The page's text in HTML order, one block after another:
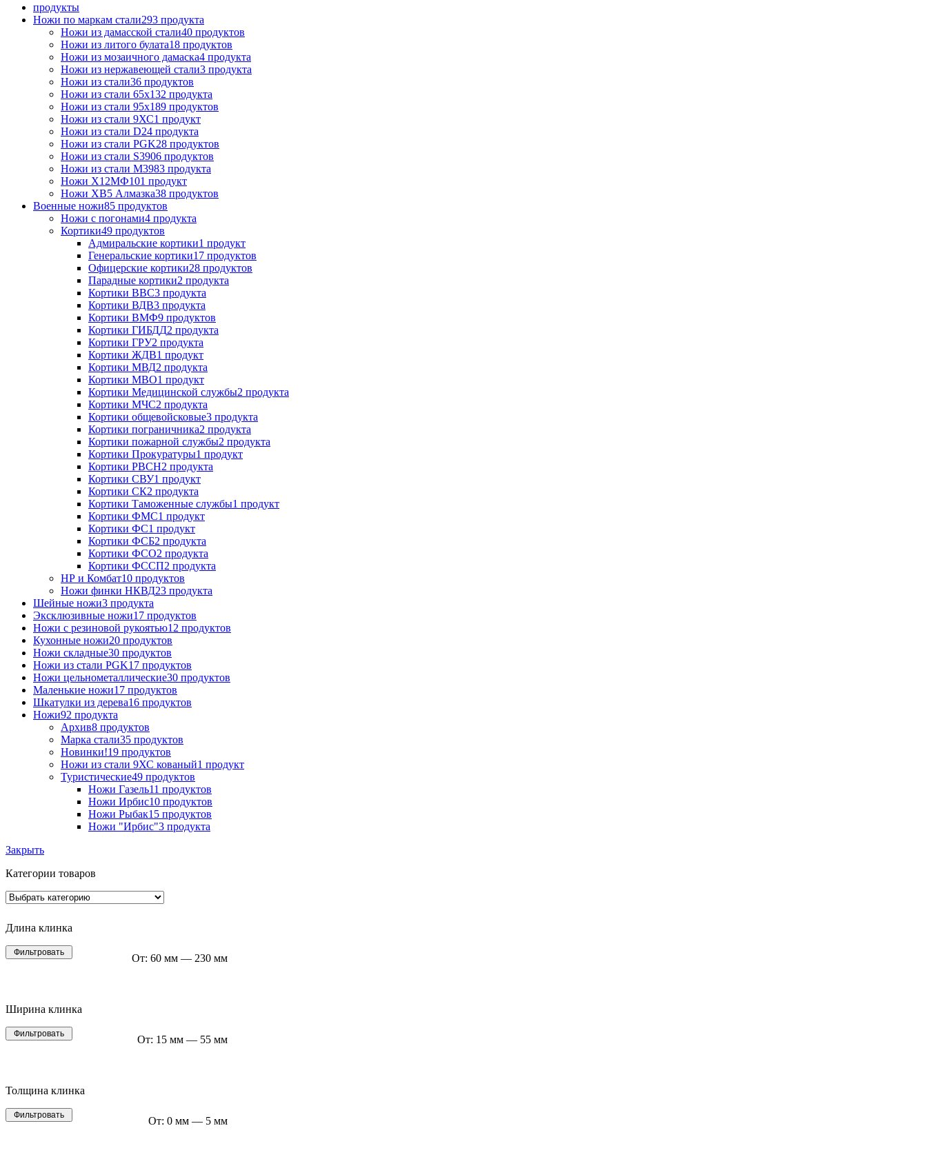
продукты
Ножи по маркам стали293 продукта
Ножи из дамасской стали40 продуктов
Ножи из литого булата18 продуктов
Ножи из мозаичного дамаска4 продукта
Ножи из нержавеющей стали3 продукта
Ножи из стали36 продуктов
Ножи из стали 65х132 продукта
Ножи из стали 95х189 продуктов
Ножи из стали 9ХС1 продукт
Ножи из стали D24 продукта
Ножи из стали PGK28 продуктов
Ножи из стали S3906 продуктов
Ножи из стали М3983 продукта
Ножи Х12МФ101 продукт
Ножи ХВ5 Алмазка38 продуктов
Военные ножи85 продуктов
Ножи с погонами4 продукта
Кортики49 продуктов
Адмиральские кортики1 продукт
Генеральские кортики17 продуктов
Офицерские кортики28 продуктов
Парадные кортики2 продукта
Кортики ВВС3 продукта
Кортики ВДВ3 продукта
Кортики ВМФ9 продуктов
Кортики ГИБДД2 продукта
Кортики ГРУ2 продукта
Кортики ЖДВ1 продукт
Кортики МВД2 продукта
Кортики МВО1 продукт
Кортики Медицинской службы2 продукта
Кортики МЧС2 продукта
Кортики общевойсковые3 продукта
Кортики пограничника2 продукта
Кортики пожарной службы2 продукта
Кортики Прокуратуры1 продукт
Кортики РВСН2 продукта
Кортики СВУ1 продукт
Кортики СК2 продукта
Кортики Таможенные службы1 продукт
Кортики ФМС1 продукт
Кортики ФС1 продукт
Кортики ФСБ2 продукта
Кортики ФСО2 продукта
Кортики ФССП2 продукта
НР и Комбат10 продуктов
Ножи финки НКВД23 продукта
Шейные ножи3 продукта
Эксклюзивные ножи17 продуктов
Ножи с резиновой рукоятью12 продуктов
Кухонные ножи20 продуктов
Ножи складные30 продуктов
Ножи из стали PGK17 продуктов
Ножи цельнометаллические30 продуктов
Маленькие ножи17 продуктов
Шкатулки из дерева16 продуктов
Ножи92 продукта
Архив8 продуктов
Марка стали35 продуктов
Новинки!19 продуктов
Ножи из стали 9ХС кованый1 продукт
Туристические49 продуктов
Ножи Газель11 продуктов
Ножи Ирбис10 продуктов
Ножи Рыбак15 продуктов
Ножи "Ирбис"3 продукта
Закрыть
Категории товаров
Длина клинка
Фильтровать От: 60 мм — 230 мм
Ширина клинка
Фильтровать От: 15 мм — 55 мм
Толщина клинка
Фильтровать От: 0 мм — 5 мм